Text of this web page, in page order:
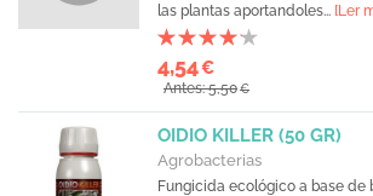
las plantas aportandoles... [Ler
4,54€
Antes: 5,50€
OIDIO KILLER (50 GR)
Agrobacterias
Fungicida ecológico a base de